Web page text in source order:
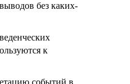
без каких-
к